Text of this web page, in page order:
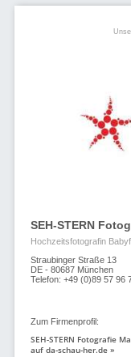
SEH-STERN
Hochzeitsfotografin
Straubinger Straße 13
DE - 80687 München
Telefon: +49 (0)89 57 96
Zum Firmenprofil:
SEH-STERN Fotografie
auf da-schau-her.de »